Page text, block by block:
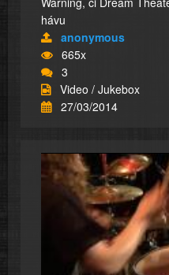
hávu
anonymous
665x
3
Video / Jukebox
27/03/2014